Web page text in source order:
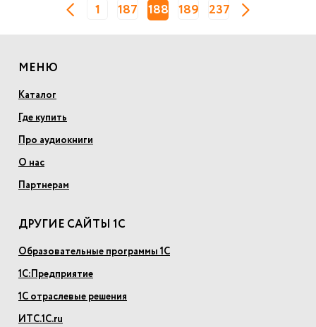
1 187 188 189 237
МЕНЮ
Каталог
Где купить
Про аудиокниги
О нас
Партнерам
ДРУГИЕ САЙТЫ 1С
Образовательные программы 1С
1С:Предприятие
1С отраслевые решения
ИТС.1С.ru